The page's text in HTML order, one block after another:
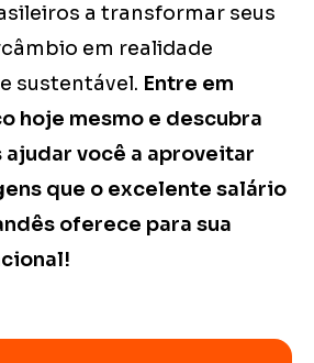
a transformar seus
em realidade
sustentável. Entre em
hoje mesmo e descubra
ajudar você a aproveitar
que o excelente salário
oferece para sua